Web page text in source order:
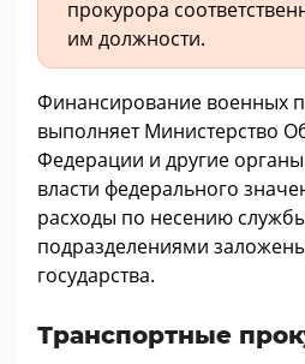
прокурора
им должности.
Финансирование военных
выполняет Министерство
Федерации и другие
власти федерального
расходы по несению
подразделениями
государства.
Транспортные